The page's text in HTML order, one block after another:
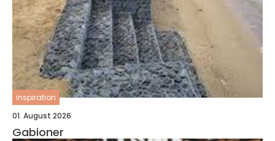
inspiration
01. August 2026
Gabioner